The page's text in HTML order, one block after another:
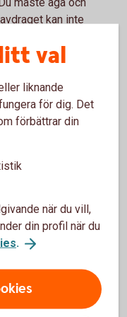
kan inte
reparation
och
rätt till rot- och
är viktigt att
en inkomst att göra
få rot- eller rutavdrag
kvittas mot
Arturo
val
liknande
för dig. Det
förbättrar din
när du vill,
din profil när du
.